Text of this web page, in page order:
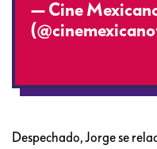
— Cine
Despechado, Jorge se